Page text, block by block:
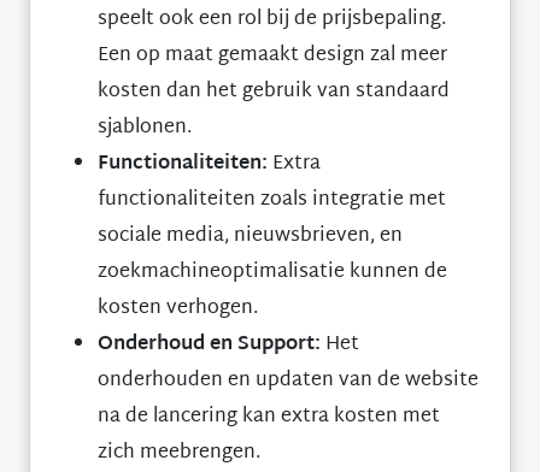
speelt ook een rol bij de prijsbepaling.
Een op maat gemaakt design zal meer
kosten dan het gebruik van standaard
sjablonen.
Functionaliteiten: Extra
functionaliteiten zoals integratie met
sociale media, nieuwsbrieven, en
zoekmachineoptimalisatie kunnen de
kosten verhogen.
Onderhoud en Support: Het
onderhouden en updaten van de website
na de lancering kan extra kosten met
zich meebrengen.